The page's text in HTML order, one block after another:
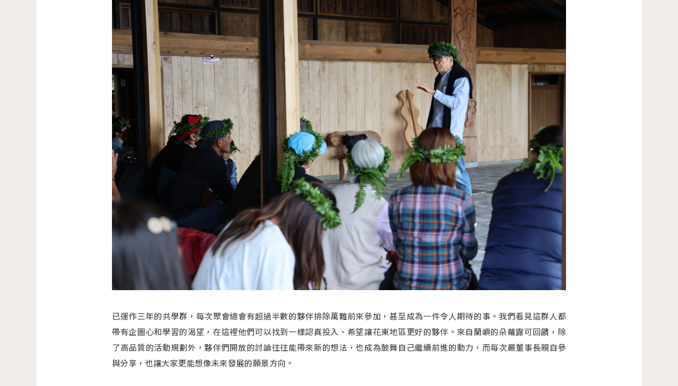
已運作三年的共學群，每次聚會總會有超過半數的夥伴排除萬難前來參加，甚至成為一件令人期待的事。我們看見這群人都
帶有企圖心和學習的渴望，在這裡他們可以找到一樣認真投入、希望讓花東地區更好的夥伴。來自蘭嶼的朵蘿露可回饋，除
了高品質的活動規劃外，夥伴們開放的討論往往能帶來新的想法，也成為鼓舞自己繼續前進的動力，而每次嚴董事長親自參
與分享，也讓大家更能想像未來發展的願景方向。